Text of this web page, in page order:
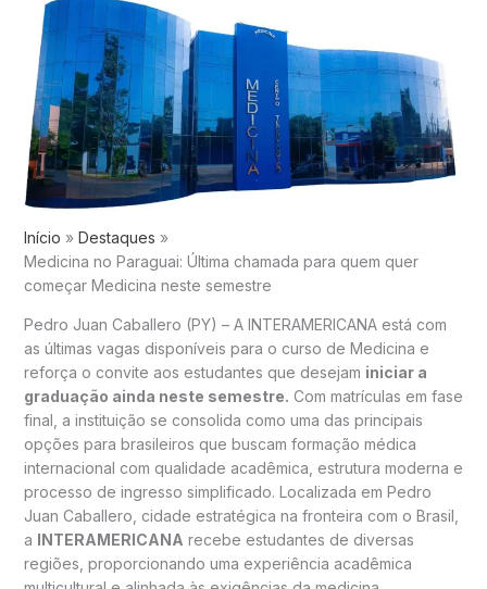
Início
Destaques
Medicina no Paraguai: Última chamada para quem quer
começar Medicina neste semestre
Pedro Juan Caballero (PY) – A INTERAMERICANA está com
as últimas vagas disponíveis para o curso de Medicina e
reforça o convite aos estudantes que desejam iniciar a
graduação ainda neste semestre. Com matrículas em fase
final, a instituição se consolida como uma das principais
opções para brasileiros que buscam formação médica
internacional com qualidade acadêmica, estrutura moderna e
processo de ingresso simplificado. Localizada em Pedro
Juan Caballero, cidade estratégica na fronteira com o Brasil,
a INTERAMERICANA recebe estudantes de diversas
regiões, proporcionando uma experiência acadêmica